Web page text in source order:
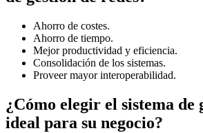
Ahorro de costes.
Ahorro de tiempo.
Mejor productividad y eficiencia.
Consolidación de los sistemas.
Proveer mayor interoperabilidad.
¿Cómo elegir el sistema de
ideal para su negocio?